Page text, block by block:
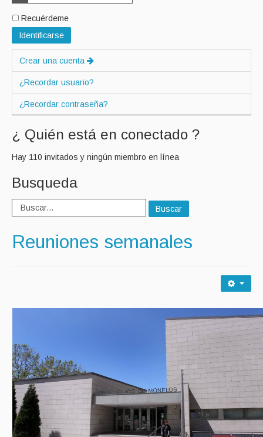
Recuérdeme
Identificarse
Crear una cuenta
¿Recordar usuario?
¿Recordar contraseña?
¿ Quién está en conectado ?
Hay 110 invitados y ningún miembro en línea
Busqueda
Buscar
Reuniones semanales